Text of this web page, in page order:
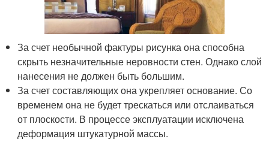
За счет необычной фактуры рисунка она способна
скрыть незначительные неровности стен. Однако слой
нанесения не должен быть большим.
За счет составляющих она укрепляет основание. Со
временем она не будет трескаться или отслаиваться
от плоскости. В процессе эксплуатации исключена
деформация штукатурной массы.